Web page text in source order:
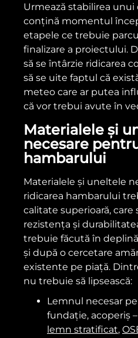
Urmează stabilirea unui
conțină momentul
etapele ce trebuie
finalizare a proiectului.
să se întârzie ridicarea
să se uite faptul că
meteo care ar putea
că vor trebui avute în
Materialele și
necesare
hambarului
Materialele și uneltele
ridicarea hambarului
calitate superioară, care
rezistența și
trebuie făcută în
și după o cercetare
existente pe piață.
nu trebuie să lipsească:
Lemnul necesar
fundație, acoperiș –
lemn stratificat,